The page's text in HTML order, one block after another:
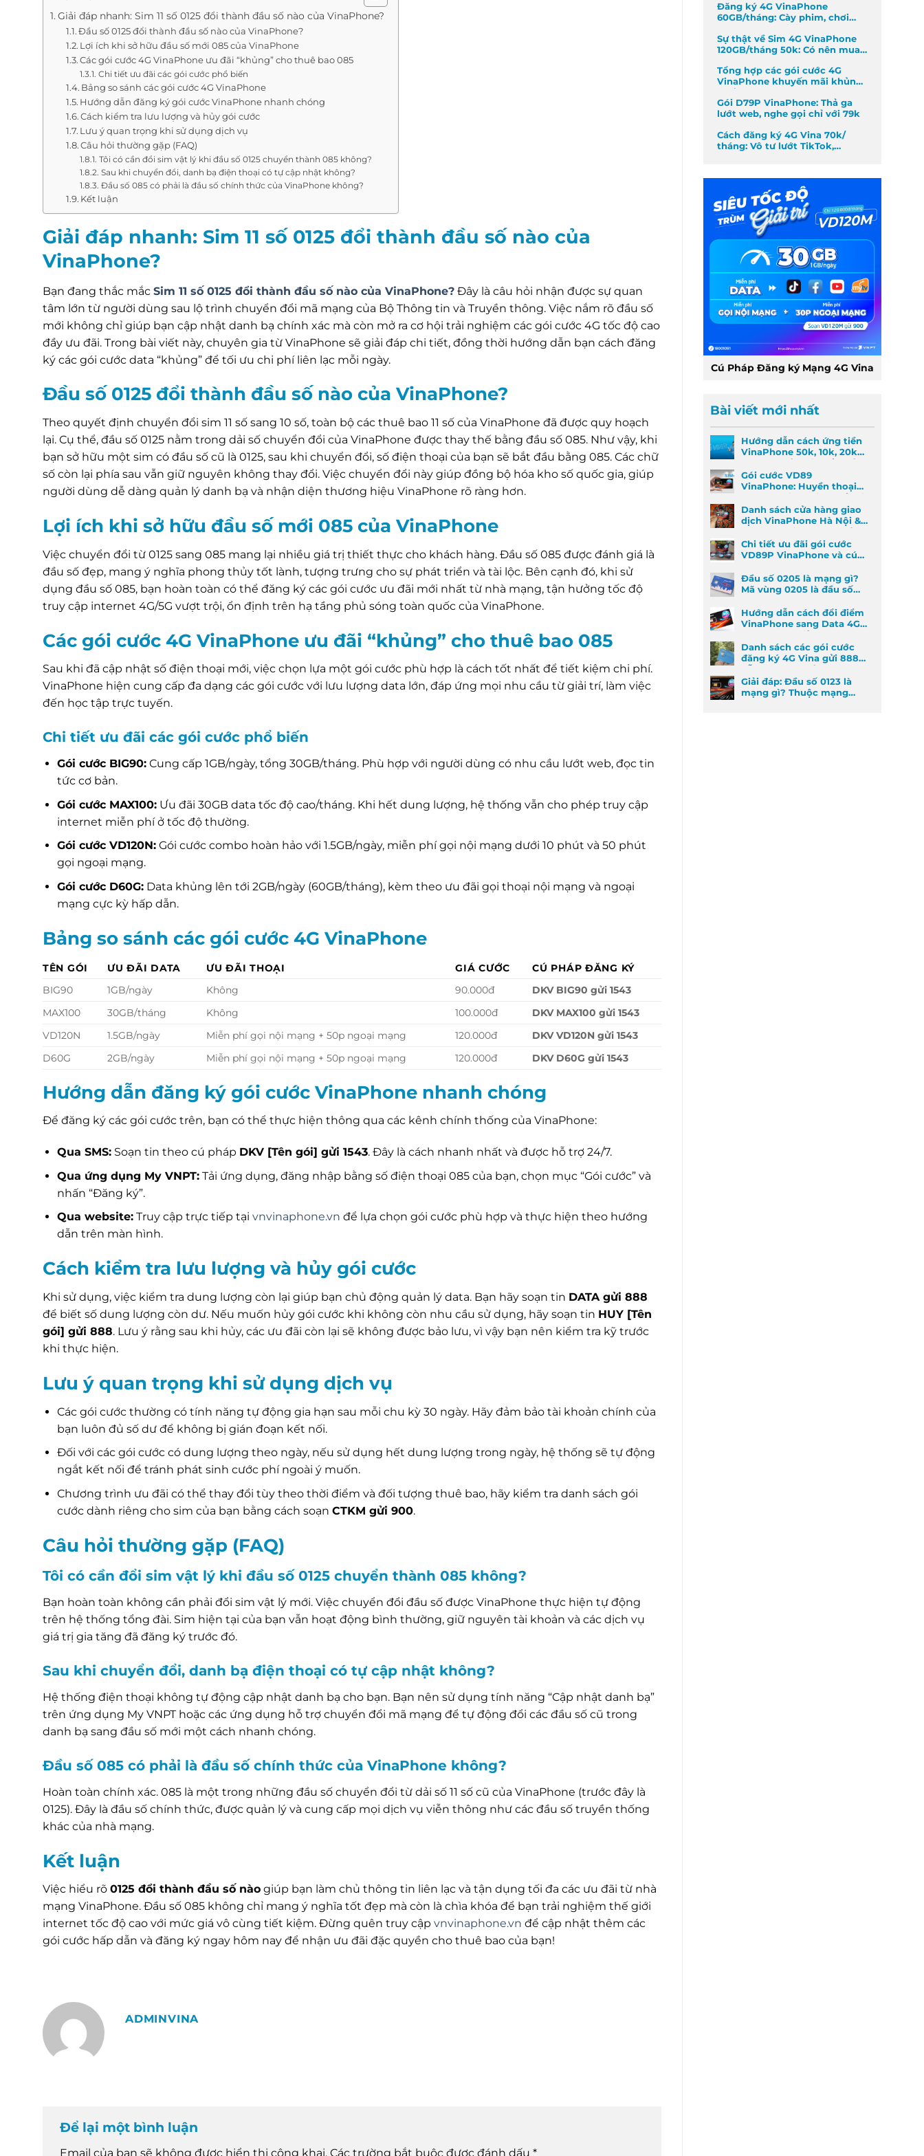
Giải đáp nhanh: Sim 11 số 0125 đổi thành đầu số nào của VinaPhone?
Đầu số 0125 đổi thành đầu số nào của VinaPhone?
Lợi ích khi sở hữu đầu số mới 085 của VinaPhone
Các gói cước 4G VinaPhone ưu đãi “khủng” cho thuê bao 085
Chi tiết ưu đãi các gói cước phổ biến
Bảng so sánh các gói cước 4G VinaPhone
Hướng dẫn đăng ký gói cước VinaPhone nhanh chóng
Cách kiểm tra lưu lượng và hủy gói cước
Lưu ý quan trọng khi sử dụng dịch vụ
Câu hỏi thường gặp (FAQ)
Tôi có cần đổi sim vật lý khi đầu số 0125 chuyển thành 085 không?
Sau khi chuyển đổi, danh bạ điện thoại có tự cập nhật không?
Đầu số 085 có phải là đầu số chính thức của VinaPhone không?
Kết luận
Giải đáp nhanh: Sim 11 số 0125 đổi thành đầu số nào của
VinaPhone?
Bạn đang thắc mắc Sim 11 số 0125 đổi thành đầu số nào của VinaPhone? Đây là câu hỏi nhận được sự quan
tâm lớn từ người dùng sau lộ trình chuyển đổi mã mạng của Bộ Thông tin và Truyền thông. Việc nắm rõ đầu số
mới không chỉ giúp bạn cập nhật danh bạ chính xác mà còn mở ra cơ hội trải nghiệm các gói cước 4G tốc độ cao
đầy ưu đãi. Trong bài viết này, chuyên gia từ VinaPhone sẽ giải đáp chi tiết, đồng thời hướng dẫn bạn cách đăng
ký các gói cước data “khủng” để tối ưu chi phí liên lạc mỗi ngày.
Đầu số 0125 đổi thành đầu số nào của VinaPhone?
Theo quyết định chuyển đổi sim 11 số sang 10 số, toàn bộ các thuê bao 11 số của VinaPhone đã được quy hoạch
lại. Cụ thể, đầu số 0125 nằm trong dải số chuyển đổi của VinaPhone được thay thế bằng đầu số 085. Như vậy, khi
bạn sở hữu một sim có đầu số cũ là 0125, sau khi chuyển đổi, số điện thoại của bạn sẽ bắt đầu bằng 085. Các chữ
số còn lại phía sau vẫn giữ nguyên không thay đổi. Việc chuyển đổi này giúp đồng bộ hóa kho số quốc gia, giúp
người dùng dễ dàng quản lý danh bạ và nhận diện thương hiệu VinaPhone rõ ràng hơn.
Lợi ích khi sở hữu đầu số mới 085 của VinaPhone
Việc chuyển đổi từ 0125 sang 085 mang lại nhiều giá trị thiết thực cho khách hàng. Đầu số 085 được đánh giá là
đầu số đẹp, mang ý nghĩa phong thủy tốt lành, tượng trưng cho sự phát triển và tài lộc. Bên cạnh đó, khi sử
dụng đầu số 085, bạn hoàn toàn có thể đăng ký các gói cước ưu đãi mới nhất từ nhà mạng, tận hưởng tốc độ
truy cập internet 4G/5G vượt trội, ổn định trên hạ tầng phủ sóng toàn quốc của VinaPhone.
Các gói cước 4G VinaPhone ưu đãi “khủng” cho thuê bao 085
Sau khi đã cập nhật số điện thoại mới, việc chọn lựa một gói cước phù hợp là cách tốt nhất để tiết kiệm chi phí.
VinaPhone hiện cung cấp đa dạng các gói cước với lưu lượng data lớn, đáp ứng mọi nhu cầu từ giải trí, làm việc
đến học tập trực tuyến.
Chi tiết ưu đãi các gói cước phổ biến
Gói cước BIG90:Cung cấp 1GB/ngày, tổng 30GB/tháng. Phù hợp với người dùng có nhu cầu lướt web, đọc tin
tức cơ bản.
Gói cước MAX100:Ưu đãi 30GB data tốc độ cao/tháng. Khi hết dung lượng, hệ thống vẫn cho phép truy cập
internet miễn phí ở tốc độ thường.
Gói cước VD120N:Gói cước combo hoàn hảo với 1.5GB/ngày, miễn phí gọi nội mạng dưới 10 phút và 50 phút
gọi ngoại mạng.
Gói cước D60G:Data khủng lên tới 2GB/ngày (60GB/tháng), kèm theo ưu đãi gọi thoại nội mạng và ngoại
mạng cực kỳ hấp dẫn.
Bảng so sánh các gói cước 4G VinaPhone
TÊN GÓI ƯU ĐÃI DATA ƯU ĐÃI THOẠI GIÁ CƯỚC
CÚ PHÁP ĐĂNG KÝ
BIG90
1GB/ngày Không 90.000đ
DKV BIG90 gửi 1543
MAX100
30GB/tháng Không 100.000đ
DKV MAX100 gửi 1543
VD120N
1.5GB/ngày Miễn phí gọi nội mạng + 50p ngoại mạng 120.000đ
DKV VD120N gửi 1543
D60G
2GB/ngày Miễn phí gọi nội mạng + 50p ngoại mạng 120.000đ DKV D60G gửi 1543
Hướng dẫn đăng ký gói cước VinaPhone nhanh chóng
Để đăng ký các gói cước trên, bạn có thể thực hiện thông qua các kênh chính thống của VinaPhone:
Qua SMS:Soạn tin theo cú pháp DKV [Tên gói] gửi 1543. Đây là cách nhanh nhất và được hỗ trợ 24/7.
Qua ứng dụng My VNPT:Tải ứng dụng, đăng nhập bằng số điện thoại 085 của bạn, chọn mục “Gói cước” và
nhấn “Đăng ký”.
Qua website:Truy cập trực tiếp tại vnvinaphone.vn để lựa chọn gói cước phù hợp và thực hiện theo hướng
dẫn trên màn hình.
Cách kiểm tra lưu lượng và hủy gói cước
Khi sử dụng, việc kiểm tra dung lượng còn lại giúp bạn chủ động quản lý data. Bạn hãy soạn tin DATA gửi 888
để biết số dung lượng còn dư. Nếu muốn hủy gói cước khi không còn nhu cầu sử dụng, hãy soạn tin HUY [Tên
gói] gửi 888. Lưu ý rằng sau khi hủy, các ưu đãi còn lại sẽ không được bảo lưu, vì vậy bạn nên kiểm tra kỹ trước
khi thực hiện.
Lưu ý quan trọng khi sử dụng dịch vụ
Các gói cước thường có tính năng tự động gia hạn sau mỗi chu kỳ 30 ngày. Hãy đảm bảo tài khoản chính của
bạn luôn đủ số dư để không bị gián đoạn kết nối.
Đối với các gói cước có dung lượng theo ngày, nếu sử dụng hết dung lượng trong ngày, hệ thống sẽ tự động
ngắt kết nối để tránh phát sinh cước phí ngoài ý muốn.
Chương trình ưu đãi có thể thay đổi tùy theo thời điểm và đối tượng thuê bao, hãy kiểm tra danh sách gói
cước dành riêng cho sim của bạn bằng cách soạn CTKM gửi 900.
Câu hỏi thường gặp (FAQ)
Tôi có cần đổi sim vật lý khi đầu số 0125 chuyển thành 085 không?
Bạn hoàn toàn không cần phải đổi sim vật lý mới. Việc chuyển đổi đầu số được VinaPhone thực hiện tự động
trên hệ thống tổng đài. Sim hiện tại của bạn vẫn hoạt động bình thường, giữ nguyên tài khoản và các dịch vụ
giá trị gia tăng đã đăng ký trước đó.
Sau khi chuyển đổi, danh bạ điện thoại có tự cập nhật không?
Hệ thống điện thoại không tự động cập nhật danh bạ cho bạn. Bạn nên sử dụng tính năng “Cập nhật danh bạ”
trên ứng dụng My VNPT hoặc các ứng dụng hỗ trợ chuyển đổi mã mạng để tự động đổi các đầu số cũ trong
danh bạ sang đầu số mới một cách nhanh chóng.
Đầu số 085 có phải là đầu số chính thức của VinaPhone không?
Hoàn toàn chính xác. 085 là một trong những đầu số chuyển đổi từ dải số 11 số cũ của VinaPhone (trước đây là
0125). Đây là đầu số chính thức, được quản lý và cung cấp mọi dịch vụ viễn thông như các đầu số truyền thống
khác của nhà mạng.
Kết luận
Việc hiểu rõ 0125 đổi thành đầu số nào giúp bạn làm chủ thông tin liên lạc và tận dụng tối đa các ưu đãi từ nhà
mạng VinaPhone. Đầu số 085 không chỉ mang ý nghĩa tốt đẹp mà còn là chìa khóa để bạn trải nghiệm thế giới
internet tốc độ cao với mức giá vô cùng tiết kiệm. Đừng quên truy cập vnvinaphone.vn để cập nhật thêm các
gói cước hấp dẫn và đăng ký ngay hôm nay để nhận ưu đãi đặc quyền cho thuê bao của bạn!
ADMINVINA
Để lại một bình luận
Email của bạn sẽ không được hiển thị công khai. Các trường bắt buộc được đánh dấu *
Đăng ký 4G VinaPhone
60GB/tháng: Cày phim, chơi
Sự thật về Sim 4G VinaPhone
120GB/tháng 50k: Có nên mua
Tổng hợp các gói cước 4G
VinaPhone khuyến mãi khủng
Gói D79P VinaPhone: Thả ga
lướt web, nghe gọi chỉ với 79k
Cách đăng ký 4G Vina 70k/
tháng: Vô tư lướt TikTok,
Cú Pháp Đăng ký Mạng 4G Vina
Bài viết mới nhất
Hướng dẫn cách ứng tiền
VinaPhone 50k, 10k, 20k
nhanh nhất khi khẩn cấp
Gói cước VD89
VinaPhone: Huyền thoại
Data & Gọi thoại đã trở lại
Danh sách cửa hàng giao
dịch VinaPhone Hà Nội &
Cách tìm VinaPhone gần
đây
Chi tiết ưu đãi gói cước
VD89P VinaPhone và cú
Đầu số 0205 là mạng gì?
Mã vùng 0205 là đầu số
Hướng dẫn cách đổi điểm
VinaPhone sang Data 4G
cực kỳ đơn giản
Danh sách các gói cước
đăng ký 4G Vina gửi 888
dễ đăng ký nhất
Giải đáp: Đầu số 0123 là
mạng gì? Thuộc mạng